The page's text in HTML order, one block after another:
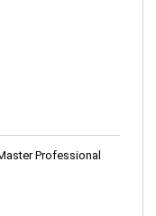
Professional